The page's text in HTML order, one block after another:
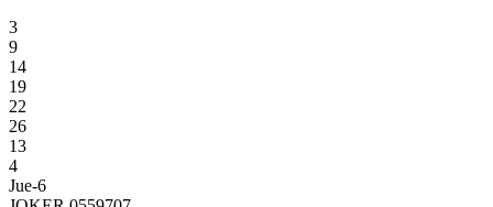
3
9
14
19
22
26
13
4
Jue-6